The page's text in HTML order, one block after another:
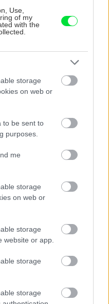
Use,
of my
with the
storage
on web or
to be sent to
purposes.
me
storage
on web or
storage
website or app.
storage
storage
Slovák sa nebál a v
Čičmanoch si postavil
montovaný domček v
Žena, búracie kladivo a
premena zrubu z roku
1654 sa nevidí každý
deň!